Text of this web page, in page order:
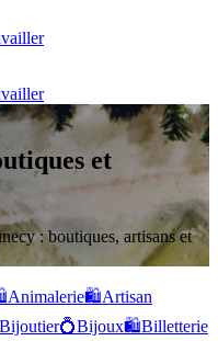
et
: boutiques, artisans et
Animalerie🛍️Artisan
Bijoutier💍Bijoux🛍️Billetterie